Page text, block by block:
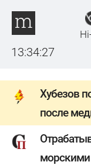
13:34:27
Hi-
Хубезов
после
морскими